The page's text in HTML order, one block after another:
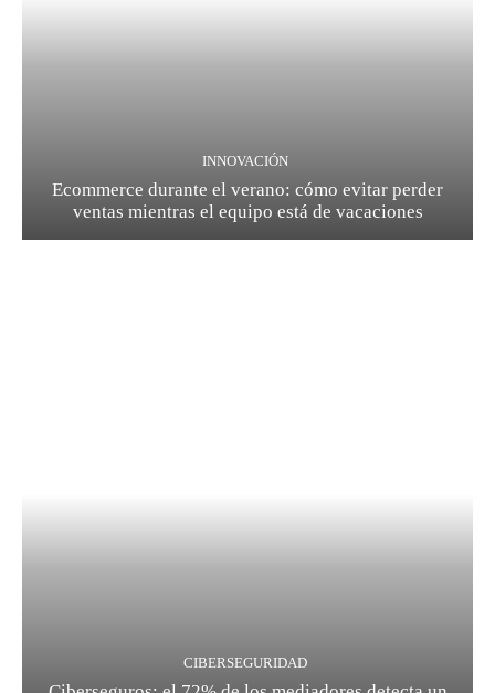
INNOVACIÓN
Ecommerce durante el verano: cómo evitar perder
ventas mientras el equipo está de vacaciones
CIBERSEGURIDAD